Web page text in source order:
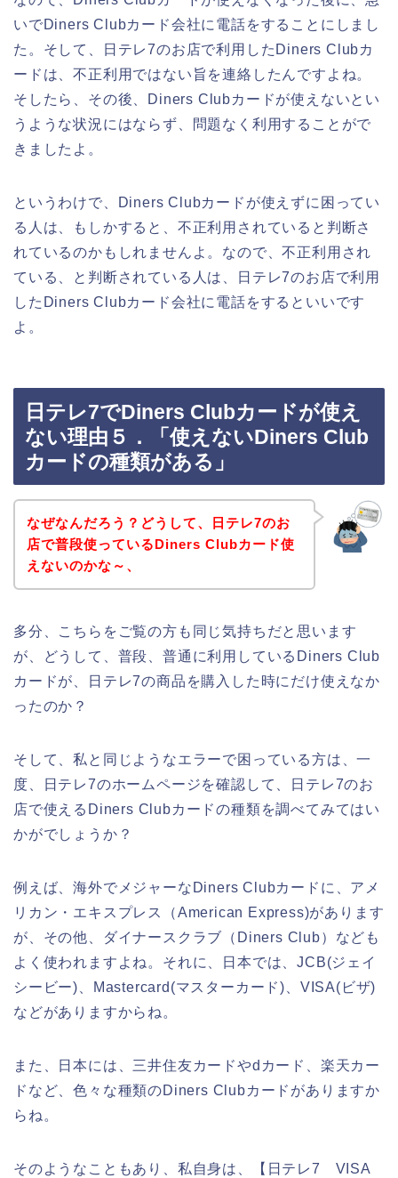
いでDiners Clubカード会社に電話をすることにしまし
た。そして、日テレ7のお店で利用したDiners Clubカ
ードは、不正利用ではない旨を連絡したんですよね。
そしたら、その後、Diners Clubカードが使えないとい
うような状況にはならず、問題なく利用することがで
きましたよ。
というわけで、Diners Clubカードが使えずに困ってい
る人は、もしかすると、不正利用されていると判断さ
れているのかもしれませんよ。なので、不正利用され
ている、と判断されている人は、日テレ7のお店で利用
したDiners Clubカード会社に電話をするといいです
よ。
日テレ7でDiners Clubカードが使え
ない理由５．「使えないDiners Club
カードの種類がある」
なぜなんだろう？どうして、日テレ7のお
店で普段使っているDiners Clubカード使
えないのかな～、
多分、こちらをご覧の方も同じ気持ちだと思います
が、どうして、普段、普通に利用しているDiners Club
カードが、日テレ7の商品を購入した時にだけ使えなか
ったのか？
そして、私と同じようなエラーで困っている方は、一
度、日テレ7のホームページを確認して、日テレ7のお
店で使えるDiners Clubカードの種類を調べてみてはい
かがでしょうか？
例えば、海外でメジャーなDiners Clubカードに、アメ
リカン・エキスプレス（American Express)があります
が、その他、ダイナースクラブ（Diners Club）なども
よく使われますよね。それに、日本では、JCB(ジェイ
シービー)、Mastercard(マスターカード)、VISA(ビザ)
などがありますからね。
また、日本には、三井住友カードやdカード、楽天カー
ドなど、色々な種類のDiners Clubカードがありますか
らね。
そのようなこともあり、私自身は、【日テレ7 VISA